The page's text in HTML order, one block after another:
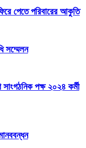
পেতে পরিবারের আকুতি
সম্মেলন
পক্ষ ২০২৪ কর্মী